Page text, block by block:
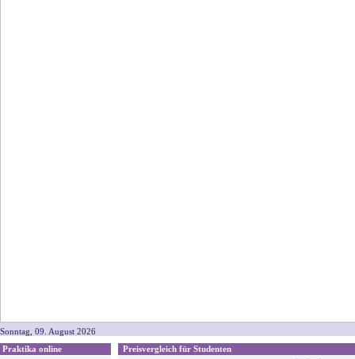
Sonntag, 09. August 2026
Praktika online
Preisvergleich für Studenten